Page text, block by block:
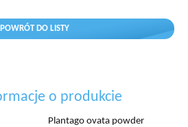
POWRÓT DO LISTY
o produkcie
Plantago ovata powder